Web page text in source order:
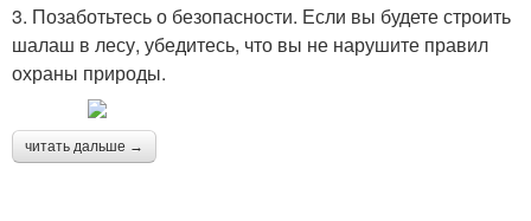
3. Позаботьтесь о безопасности. Если вы будете строить
шалаш в лесу, убедитесь, что вы не нарушите правил
охраны природы.
читать дальше →